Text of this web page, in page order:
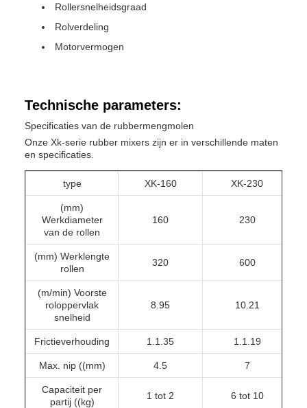
Rollersnelheidsgraad
Rolverdeling
Motorvermogen
Technische parameters:
Specificaties van de rubbermengmolen
Onze Xk-serie rubber mixers zijn er in verschillende maten
en specificaties.
type XK-160 XK-230
(mm)
Werkdiameter
van de rollen
160 230
(mm) Werklengte
rollen
320 600
(m/min) Voorste
roloppervlak
snelheid
8.95 10.21
Frictieverhouding 1.1.35 1.1.19
Max. nip ((mm) 4.5 7
Capaciteit per
partij ((kg)
1 tot 2 6 tot 10